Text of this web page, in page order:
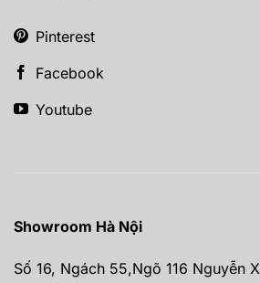
Pinterest
Facebook
Youtube
Showroom Hà Nội
Số 16, Ngách 55,Ngõ 116 Nguyễn